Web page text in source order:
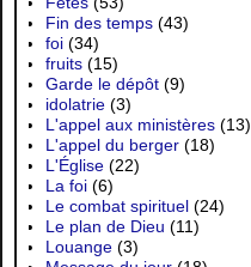
Fin des temps (43)
foi (34)
fruits (15)
Garde le dépôt (9)
idolatrie (3)
L'appel aux ministères (13)
L'appel du berger (18)
L'Église (22)
La foi (6)
Le combat spirituel (24)
Le plan de Dieu (11)
Louange (3)